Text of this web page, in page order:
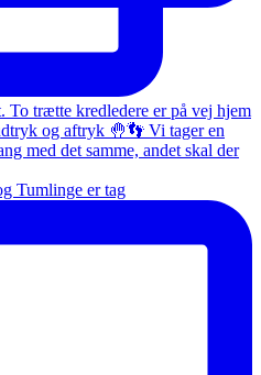
Tumlinge er tag